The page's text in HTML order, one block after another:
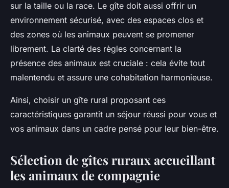
sur la taille ou la race. Le gîte doit aussi offrir un
environnement sécurisé, avec des espaces clos et
des zones où les animaux peuvent se promener
librement. La clarté des règles concernant la
présence des animaux est cruciale : cela évite tout
malentendu et assure une cohabitation harmonieuse.
Ainsi, choisir un gîte rural proposant ces
caractéristiques garantit un séjour réussi pour vous et
vos animaux dans un cadre pensé pour leur bien-être.
Sélection de gîtes ruraux accueillant
les animaux de compagnie